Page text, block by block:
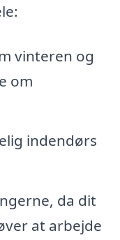
vinteren og
om
indendørs
da dit
at arbejde